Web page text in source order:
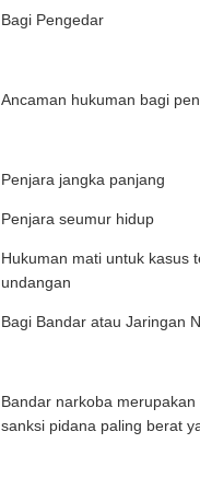
Bagi Pengedar
Ancaman hukuman bagi
Penjara jangka panjang
Penjara seumur hidup
Hukuman mati untuk kasus
undangan
Bagi Bandar atau Jaringan
Bandar narkoba
sanksi pidana paling berat